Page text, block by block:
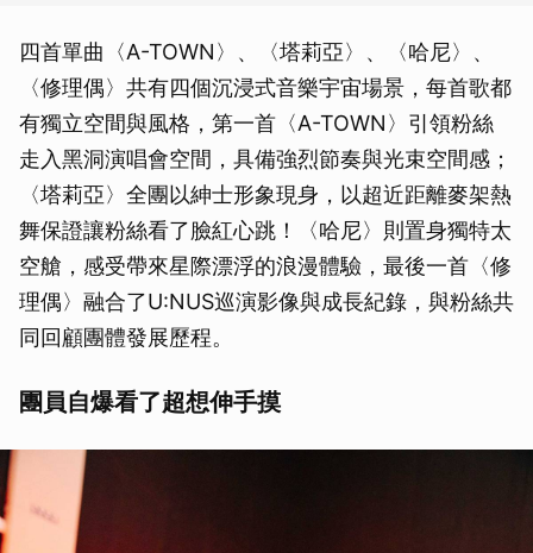
四首單曲〈A-TOWN〉、〈塔莉亞〉、〈哈尼〉、
〈修理偶〉共有四個沉浸式音樂宇宙場景，每首歌都
有獨立空間與風格，第一首〈A-TOWN〉引領粉絲
走入黑洞演唱會空間，具備強烈節奏與光束空間感；
〈塔莉亞〉全團以紳士形象現身，以超近距離麥架熱
舞保證讓粉絲看了臉紅心跳！〈哈尼〉則置身獨特太
空艙，感受帶來星際漂浮的浪漫體驗，最後一首〈修
理偶〉融合了U:NUS巡演影像與成長紀錄，與粉絲共
同回顧團體發展歷程。
團員自爆看了超想伸手摸